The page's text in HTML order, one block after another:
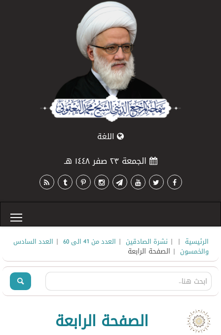
اللغة
الجمعة ٢٣ صفر ١٤٤٨ هـ
الرئيسية |
| نشرة الصادقين | العدد من 41 الى 60 | العدد السادس
والخمسون | الصفحة الرابعة
الصفحة الرابعة